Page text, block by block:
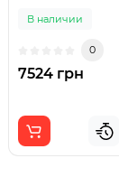
В наличии
0
7524 грн